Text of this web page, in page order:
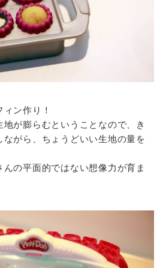
ン作り！
が膨らむということなので、き
ながら、ちょうどいい生地の量を
の平面的ではない想像力が育ま